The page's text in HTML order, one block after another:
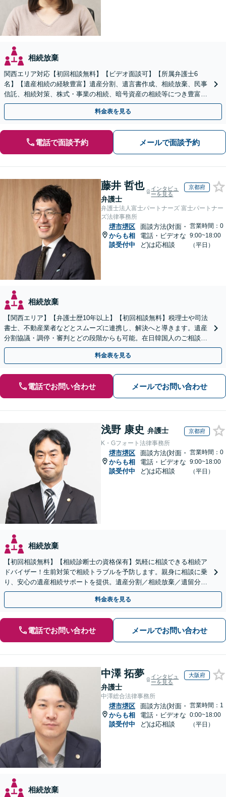
相続放棄
関西エリア対応【初回相談無料】【ビデオ面談可】【所属弁護士6
名】【遺産相続の経験豊富】遺産分割、遺言書作成、相続放棄、民事
信託、相続対策、株式・事業の相続、暗号資産の相続等につき豊富な
対応実績。【バリアフリー】【完全個室対応】
料金表を見る
電話で面談予約 メールで面談予約
藤井 哲也
弁護士
インタビュ
ーを見る
京都府
弁護士法人富士パートナーズ 富士パートナー
ズ法律事務所
堺市堺区
からも相
談受付中
面談方法(対面・
電話・ビデオな
ど)は応相談
営業時間：0
9:00~18:00
（平日）
相続放棄
【関西エリア】【弁護士歴10年以上】【初回相談無料】税理士や司法
書士、不動産業者などとスムーズに連携し、解決へと導きます。遺産
分割協議・調停・審判とどの段階からも可能。在日韓国人のご相談も
対応しております【休日・夜間相談可】
料金表を見る
電話でお問い合わせ メールでお問い合わせ
浅野 康史 弁護士 京都府
K・Gフォート法律事務所
堺市堺区
からも相
談受付中
面談方法(対面・
電話・ビデオな
ど)は応相談
営業時間：0
9:00~18:00
（平日）
相続放棄
【初回相談無料】【相続診断士の資格保有】気軽に相談できる相続ア
ドバイザー！生前対策で相続トラブルを予防します。親身に相談に乗
り、安心の遺産相続サポートを提供。遺産分割／相続放棄／遺留分も
お任せ！【出張サポート】【完全個室】【丸太町駅6分】
料金表を見る
電話でお問い合わせ メールでお問い合わせ
中澤 拓夢
弁護士
インタビュ
ーを見る
大阪府
中澤総合法律事務所
堺市堺区
からも相
談受付中
面談方法(対面・
電話・ビデオな
ど)は応相談
営業時間：1
0:00~18:00
（平日）
相続放棄